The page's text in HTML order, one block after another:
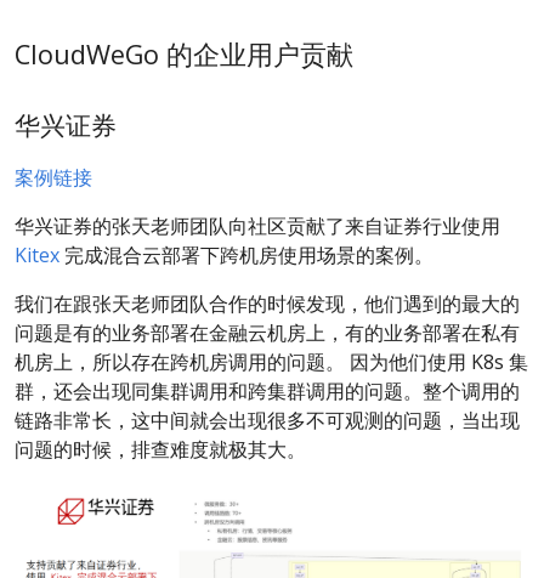
CloudWeGo 的企业用户贡献
华兴证券
案例链接
华兴证券的张天老师团队向社区贡献了来自证券行业使用
Kitex 完成混合云部署下跨机房使用场景的案例。
我们在跟张天老师团队合作的时候发现，他们遇到的最大的
问题是有的业务部署在金融云机房上，有的业务部署在私有
机房上，所以存在跨机房调用的问题。 因为他们使用 K8s 集
群，还会出现同集群调用和跨集群调用的问题。整个调用的
链路非常长，这中间就会出现很多不可观测的问题，当出现
问题的时候，排查难度就极其大。